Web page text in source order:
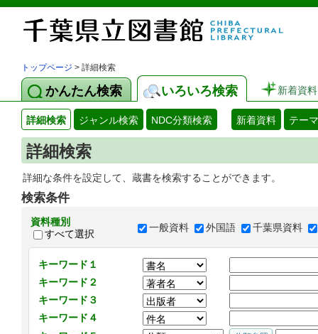
トップページ > 詳細検索
かんたん検索 いろいろ検索 新着資料
詳細検索 ジャンル検索 NDC分類検索 新着資料 テー
詳細検索
詳細な条件を設定して、蔵書を検索することができます。
検索条件
資料種別
すべて選択
一般資料 外国語 千葉県資料
キーワード１
キーワード２
キーワード３
キーワード４